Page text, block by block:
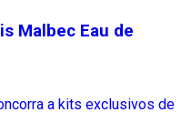
Malbec Eau de